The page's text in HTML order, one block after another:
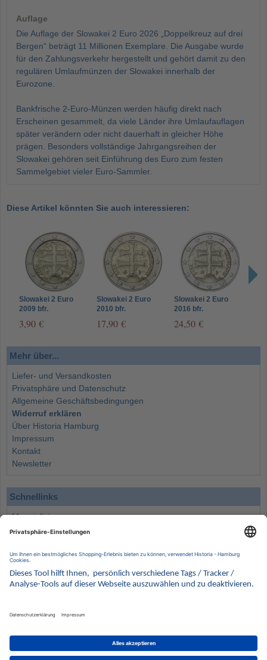
Auflage
Die Auflage der Slowakei 2 Euro 2026 „Doppelkreuz auf drei
Bergen“ beträgt 11 Millionen Exemplare. Die Ausgabe wurde
für den Zahlungsverkehr hergestellt und gehört damit zu den
regulären Umlaufmünzen der Slowakei innerhalb der
Eurozone.
Bankfrische 2-Euro-Münzen werden häufig direkt nach
Erscheinen gesammelt, da viele Länder ihre Umlaufauflagen
später verändern oder nicht dauerhaft in gleicher Höhe
prägen. Besonders vollständige Jahrgangsreihen der
Slowakei gehören seit Einführung des Euro zum festen
Sammelgebiet vieler Euro-Sammler.
Diese Artikel könnten Sie auch interessieren:
Slowakei 2 Euro
2009 bfr.
Bergen
3,90 €
Slowakei 2 Euro
2010 bfr.
Bergen
17,90 €
Slowakei 2 Euro
2016 bfr.
24,50 €
Mehr über...
Liefer- und Versandkosten
Privatsphäre und Datenschutz
Allgemeine Geschäftsbedingungen
Widerruf erklären
Über Historia Hamburg
Impressum
Kontakt
Newsletter
Schnellinks
Monatsliste
Angebote
Wissenswertes
Kontakt
Wir behalten uns vor, für ausgewählte Münzen die Differenzbesteuerung gemäß § 25a UStG
anzuwenden.